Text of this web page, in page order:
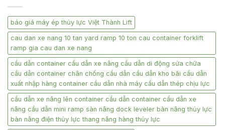
báo giá máy ép thủy lực Việt Thành Lift
cau dan xe nang 10 tan yard ramp 10 ton cau container forklift
ramp gia cau dan xe nang
cầu dẫn container cầu dẫn xe nâng cầu dẫn di động sửa chữa
cầu dẫn container chân chống cầu dẫn cầu dẫn kho bãi cầu dẫn
xuất nhập hàng container cầu dẫn nhà máy cầu dẫn thép chịu lực
cầu dẫn xe nâng lên container cầu dẫn container cầu dẫn xe
nâng cầu dẫn mini ramp sàn nâng dock leveler bàn nâng thủy lực
bàn nâng điện thủy lực thang nâng hàng thủy lực